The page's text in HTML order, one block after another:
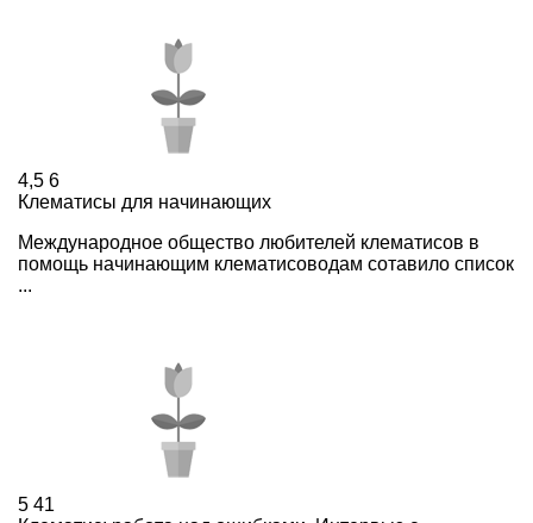
4,5 6
Клематисы для начинающих
Международное общество любителей клематисов в
помощь начинающим клематисоводам сотавило список
...
5 41